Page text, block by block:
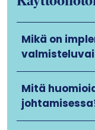
Mikä on
Mitä